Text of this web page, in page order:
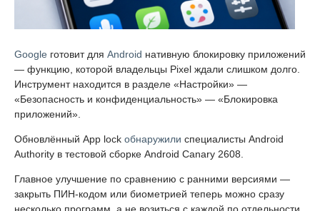
Google готовит для Android нативную блокировку приложений
— функцию, которой владельцы Pixel ждали слишком долго.
Инструмент находится в разделе «Настройки» —
«Безопасность и конфиденциальность» — «Блокировка
приложений».
Обновлённый App lock обнаружили специалисты Android
Authority в тестовой сборке Android Canary 2608.
Главное улучшение по сравнению с ранними версиями —
закрыть ПИН-кодом или биометрией теперь можно сразу